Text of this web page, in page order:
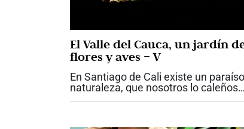
El Valle del Cauca, un jardín
flores y aves – V
En Santiago de Cali existe un
naturaleza, que nosotros lo caleños